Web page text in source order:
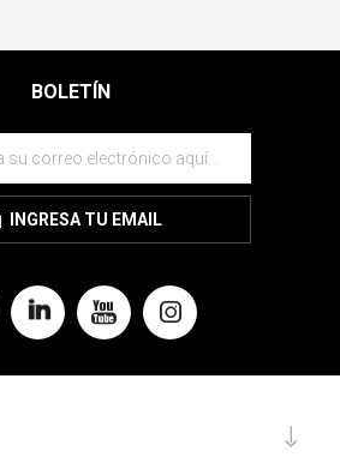
BOLETÍN
INGRESA TU EMAIL